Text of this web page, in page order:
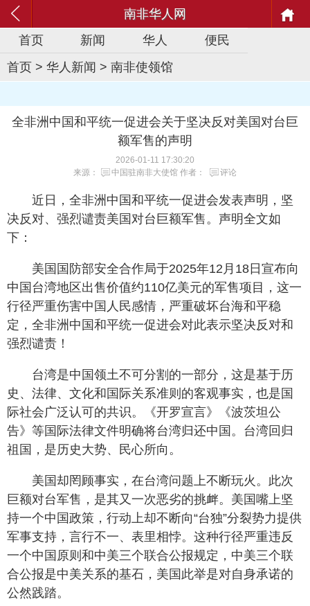
南非华人网
首页
新闻 华人
便民
首页 > 华人新闻 > 南非使领馆
全非洲中国和平统一促进会关于坚决反对美国对台巨
额军售的声明
2026-01-11 17:30:20
来源：
中国驻南非大使馆 作者： 评论
近日，全非洲中国和平统一促进会发表声明，坚
决反对、强烈谴责美国对台巨额军售。声明全文如
下：
美国国防部安全合作局于2025年12月18日宣布向
中国台湾地区出售价值约110亿美元的军售项目，这一
行径严重伤害中国人民感情，严重破坏台海和平稳
定，全非洲中国和平统一促进会对此表示坚决反对和
强烈谴责！
台湾是中国领土不可分割的一部分，这是基于历
史、法律、文化和国际关系准则的客观事实，也是国
际社会广泛认可的共识。《开罗宣言》《波茨坦公
告》等国际法律文件明确将台湾归还中国。台湾回归
祖国，是历史大势、民心所向。
美国却罔顾事实，在台湾问题上不断玩火。此次
巨额对台军售，是其又一次恶劣的挑衅。美国嘴上坚
持一个中国政策，行动上却不断向“台独”分裂势力提供
军事支持，言行不一、表里相悖。这种行径严重违反
一个中国原则和中美三个联合公报规定，中美三个联
合公报是中美关系的基石，美国此举是对自身承诺的
公然践踏。